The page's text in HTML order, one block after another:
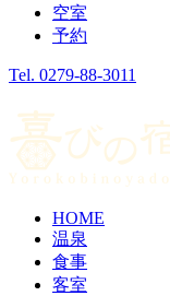
空室
予約
Tel. 0279-88-3011
HOME
温泉
食事
客室